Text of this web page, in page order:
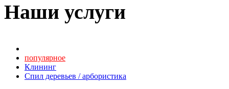
Наши услуги
популярное
Клининг
Спил деревьев / арбористика